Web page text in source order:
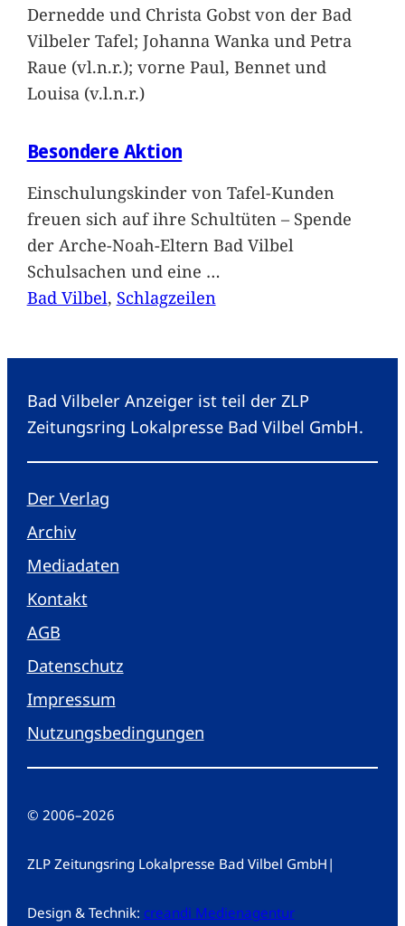
Dernedde und Christa Gobst von der Bad
Vilbeler Tafel; Johanna Wanka und Petra
Raue (vl.n.r.); vorne Paul, Bennet und
Louisa (v.l.n.r.)
Besondere Aktion
Einschulungskinder von Tafel-Kunden
freuen sich auf ihre Schultüten – Spende
der Arche-Noah-Eltern Bad Vilbel
Schulsachen und eine …
Bad Vilbel, Schlagzeilen
Bad Vilbeler Anzeiger ist teil der ZLP
Zeitungsring Lokalpresse Bad Vilbel GmbH.
Der Verlag
Archiv
Mediadaten
Kontakt
AGB
Datenschutz
Impressum
Nutzungsbedingungen
© 2006–2026
ZLP Zeitungsring Lokalpresse Bad Vilbel GmbH |
Design & Technik: creandi Medienagentur